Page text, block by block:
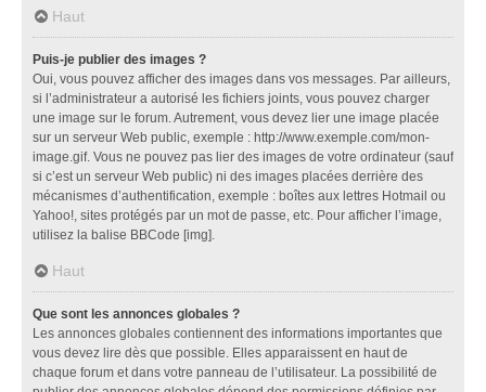
Haut
Puis-je publier des images ?
Oui, vous pouvez afficher des images dans vos messages. Par ailleurs,
si l’administrateur a autorisé les fichiers joints, vous pouvez charger
une image sur le forum. Autrement, vous devez lier une image placée
sur un serveur Web public, exemple : http://www.exemple.com/mon-
image.gif. Vous ne pouvez pas lier des images de votre ordinateur (sauf
si c’est un serveur Web public) ni des images placées derrière des
mécanismes d’authentification, exemple : boîtes aux lettres Hotmail ou
Yahoo!, sites protégés par un mot de passe, etc. Pour afficher l’image,
utilisez la balise BBCode [img].
Haut
Que sont les annonces globales ?
Les annonces globales contiennent des informations importantes que
vous devez lire dès que possible. Elles apparaissent en haut de
chaque forum et dans votre panneau de l’utilisateur. La possibilité de